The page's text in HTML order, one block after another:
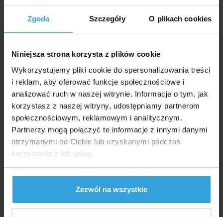
Zgoda Szczegóły O plikach cookies
Niniejsza strona korzysta z plików cookie
Wykorzystujemy pliki cookie do spersonalizowania treści
i reklam, aby oferować funkcje społecznościowe i
analizować ruch w naszej witrynie. Informacje o tym, jak
korzystasz z naszej witryny, udostępniamy partnerom
społecznościowym, reklamowym i analitycznym.
Partnerzy mogą połączyć te informacje z innymi danymi
otrzymanymi od Ciebie lub uzyskanymi podczas
korzystania z ich usług.
Zezwól na wszystkie
Zdjęcia i filmy mają wyłącznie charakter ilustracyjny.
Kod produktu: BP870
Marka: Procopi
Dostępność:Niedostępne
Obserwuj dostępność
44,23 zł bez VAT 54,40 zł
Zapytaj sprzedawcę